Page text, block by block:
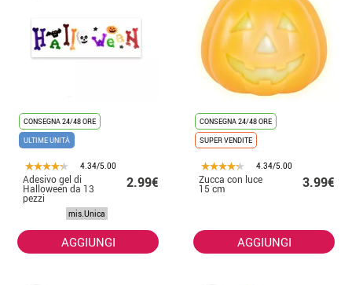
CONSEGNA 24/48 ORE
ULTIME UNITÀ
4.34/5.00
Adesivo gel di
Halloween da 13
pezzi
2.99€
mis.Unica
AGGIUNGI
CONSEGNA 24/48 ORE
SUPER VENDITE
4.34/5.00
Zucca con luce
15 cm 3.99€
AGGIUNGI